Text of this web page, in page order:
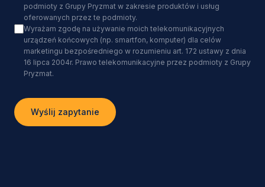
podmioty z Grupy Pryzmat w zakresie produktów i usług
oferowanych przez te podmioty.
Wyrażam zgodę na używanie moich telekomunikacyjnych
urządzeń końcowych (np. smartfon, komputer) dla celów
marketingu bezpośredniego w rozumieniu art. 172 ustawy z dnia
16 lipca 2004r. Prawo telekomunikacyjne przez podmioty z Grupy
Pryzmat.
Wyślij zapytanie